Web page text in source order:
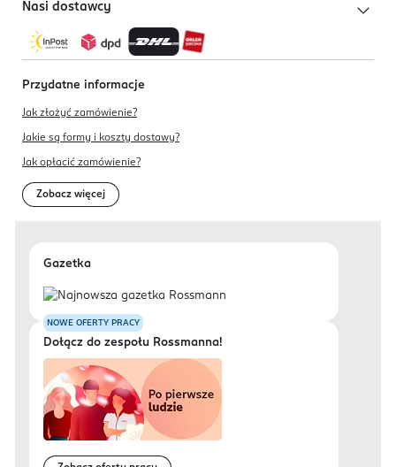
Nasi dostawcy
Przydatne informacje
Jak złożyć zamówienie?
Jakie są formy i koszty dostawy?
Jak opłacić zamówienie?
Zobacz więcej
Gazetka
NOWE OFERTY PRACY
Dołącz do zespołu Rossmanna!